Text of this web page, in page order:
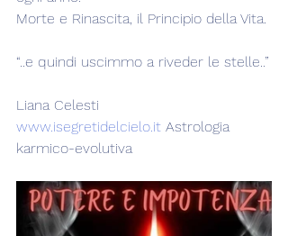
Morte e Rinascita, il Principio della Vita.
“..e quindi uscimmo a riveder le stelle..”
Liana Celesti
www.isegretidelcielo.it Astrologia
karmico-evolutiva